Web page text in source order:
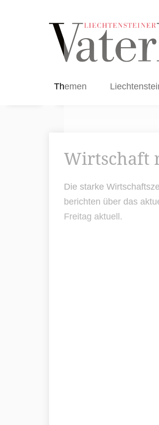
Themen
Wirtschaft
Die starke
berichten über das
Freitag aktuell.